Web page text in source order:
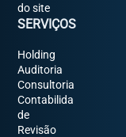
do site
SERVIÇOS
Holding
Auditoria
Consultoria
Contabilida
de
Revisão